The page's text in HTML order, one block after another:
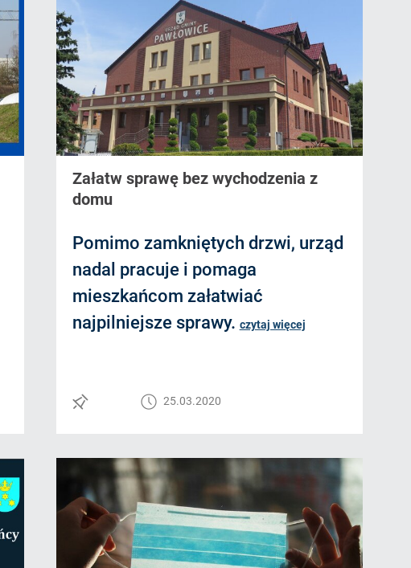
Załatw sprawę bez wychodzenia z
domu
Pomimo zamkniętych drzwi, urząd
nadal pracuje i pomaga
mieszkańcom załatwiać
najpilniejsze sprawy. czytaj więcej
25.03.2020